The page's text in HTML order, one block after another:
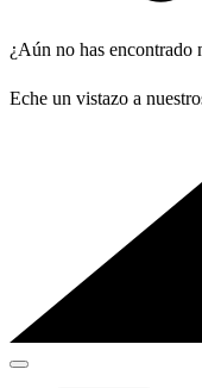
¿Aún no has encontrado
Eche un vistazo a